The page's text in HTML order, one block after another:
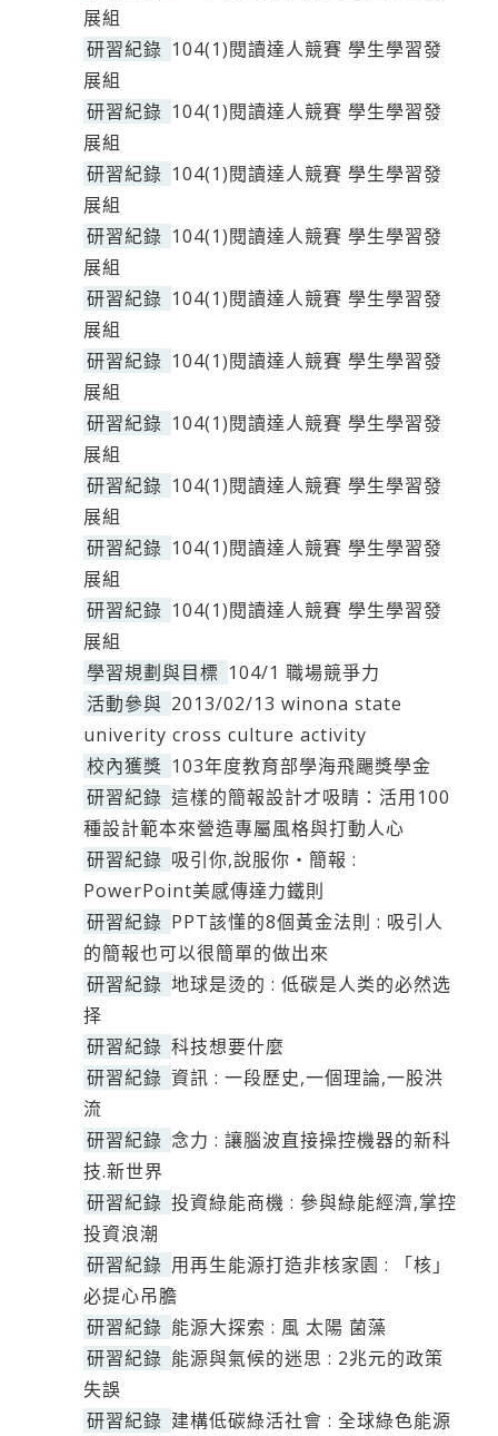
展組
研習紀錄 104(1)閱讀達人競賽 學生學習發
展組
研習紀錄 104(1)閱讀達人競賽 學生學習發
展組
研習紀錄 104(1)閱讀達人競賽 學生學習發
展組
研習紀錄 104(1)閱讀達人競賽 學生學習發
展組
研習紀錄 104(1)閱讀達人競賽 學生學習發
展組
研習紀錄 104(1)閱讀達人競賽 學生學習發
展組
研習紀錄 104(1)閱讀達人競賽 學生學習發
展組
研習紀錄 104(1)閱讀達人競賽 學生學習發
展組
研習紀錄 104(1)閱讀達人競賽 學生學習發
展組
研習紀錄 104(1)閱讀達人競賽 學生學習發
展組
學習規劃與目標 104/1 職場競爭力
活動參與 2013/02/13 winona state
univerity cross culture activity
校內獲獎 103年度教育部學海飛颺獎學金
研習紀錄 這樣的簡報設計才吸睛：活用100
種設計範本來營造專屬風格與打動人心
研習紀錄 吸引你,說服你‧簡報 :
PowerPoint美感傳達力鐵則
研習紀錄 PPT該懂的8個黃金法則 : 吸引人
的簡報也可以很簡單的做出來
研習紀錄 地球是烫的 : 低碳是人类的必然选
择
研習紀錄 科技想要什麼
研習紀錄 資訊 : 一段歷史,一個理論,一股洪
流
研習紀錄 念力 : 讓腦波直接操控機器的新科
技.新世界
研習紀錄 投資綠能商機 : 參與綠能經濟,掌控
投資浪潮
研習紀錄 用再生能源打造非核家園 : 「核」
必提心吊膽
研習紀錄 能源大探索 : 風 太陽 菌藻
研習紀錄 能源與氣候的迷思 : 2兆元的政策
失誤
研習紀錄 建構低碳綠活社會 : 全球綠色能源